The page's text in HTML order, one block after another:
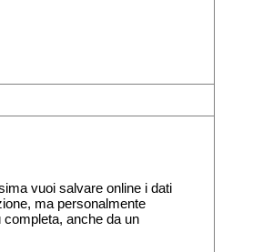
vuoi salvare online i dati
ma personalmente
anche da un